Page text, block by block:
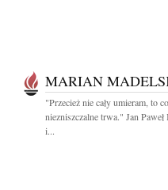
MARIAN
"Przecież nie cały umieram, to
niezniszczalne trwa." Jan
i...